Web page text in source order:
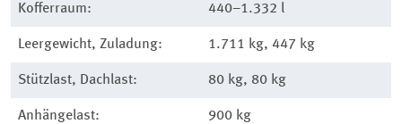
Kofferraum: 440–1.332 l
Leergewicht, Zuladung: 1.711 kg, 447 kg
Stützlast, Dachlast: 80 kg, 80 kg
Anhängelast: 900 kg